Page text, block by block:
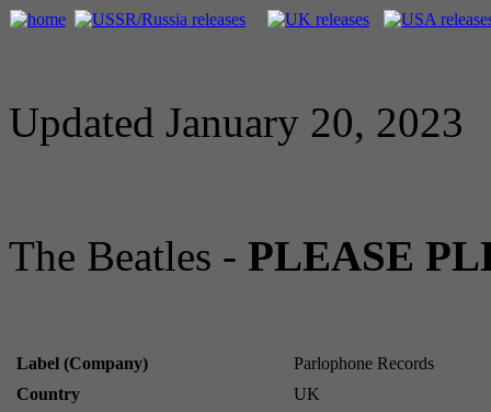
Updated January 20, 2023
The Beatles - PLEASE
Label (Company)
Parlophone Records
Country
UK